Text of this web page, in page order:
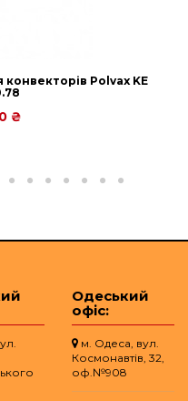
Рolvax KE
₴
Одеський
офіс:
м. Одеса, вул.
Космонавтів, 32,
оф.№908